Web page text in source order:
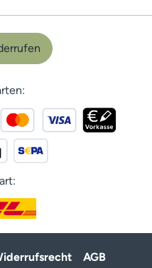
AGB